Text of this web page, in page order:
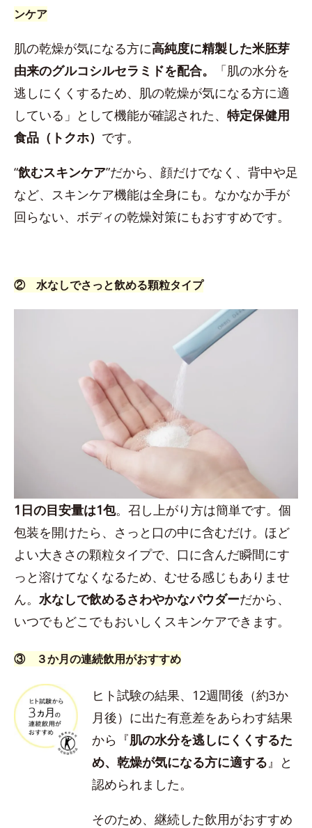
ンケア
肌の乾燥が気になる方に高純度に精製した米胚芽
由来のグルコシルセラミドを配合。
「肌の水分を
逃しにくくするため、肌の乾燥が気になる方に適
している」として機能が確認された、 特定保健用
食品（トクホ） です。
“飲むスキンケア”だから、顔だけでなく、背中や足
など、スキンケア機能は全身にも。なかなか手が
回らない、ボディの乾燥対策にもおすすめです。
② 水なしでさっと飲める顆粒タイプ
1日の目安量は1包。召し上がり方は簡単です。個
包装を開けたら、さっと口の中に含むだけ。ほど
よい大きさの顆粒タイプで、口に含んだ瞬間にす
っと溶けてなくなるため、むせる感じもありませ
ん。 水なしで飲めるさわやかなパウダーだから、
いつでもどこでもおいしくスキンケアできます。
③ ３か月の連続飲用がおすすめ
ヒト試験の結果、12週間後（約3か
月後）に出た有意差をあらわす結果
から『肌の水分を逃しにくくするた
め、乾燥が気になる方に適する』と
認められました。
そのため、継続した飲用がおすすめ